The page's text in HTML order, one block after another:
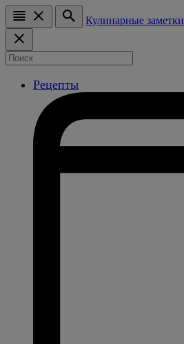
Кулинарные заметки
Рецепты